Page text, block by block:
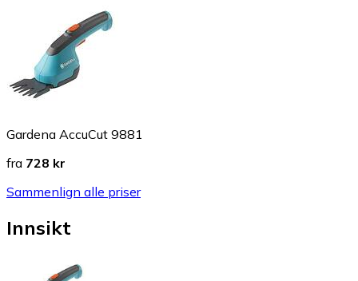
Gardena AccuCut 9881
fra 728 kr
Sammenlign alle priser
Innsikt